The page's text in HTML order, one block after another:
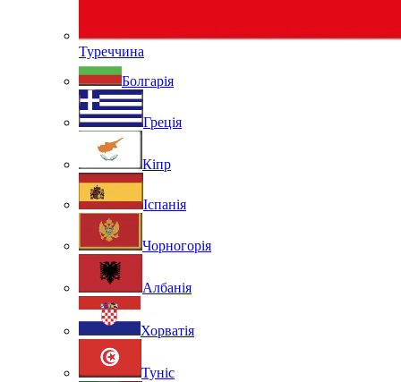
Туреччина
Болгарія
Греція
Кіпр
Іспанія
Чорногорія
Албанія
Хорватія
Туніс